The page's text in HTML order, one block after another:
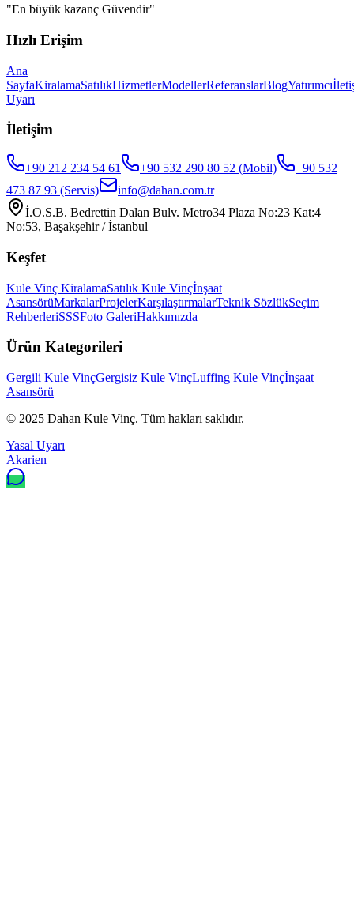
"En büyük kazanç Güvendir"
Hızlı Erişim
Ana
SayfaKiralamaSatılıkHizmetlerModellerReferanslarBlogYatırımcı
Uyarı
İletişim
+90 212 234 54 61 +90 532 290 80 52 (Mobil)
+90 532
473 87 93 (Servis)
info@dahan.com.tr
İ.O.S.B. Bedrettin Dalan Bulv. Metro34 Plaza No:23 Kat:4
No:53, Başakşehir / İstanbul
Keşfet
Kule Vinç KiralamaSatılık Kule Vinçİnşaat
AsansörüMarkalarProjelerKarşılaştırmalarTeknik SözlükSeçim
RehberleriSSSFoto GaleriHakkımızda
Ürün Kategorileri
Gergili Kule VinçGergisiz Kule VinçLuffing Kule Vinçİnşaat
Asansörü
© 2025 Dahan Kule Vinç. Tüm hakları saklıdır.
Yasal Uyarı
Akarien